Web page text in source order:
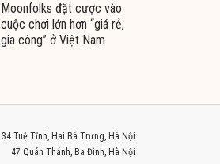
Moonfolks đặt cược vào
cuộc chơi lớn hơn “giá rẻ,
gia công” ở Việt Nam
34 Tuệ Tĩnh, Hai Bà Trưng, Hà Nội
47 Quán Thánh, Ba Đình, Hà Nội